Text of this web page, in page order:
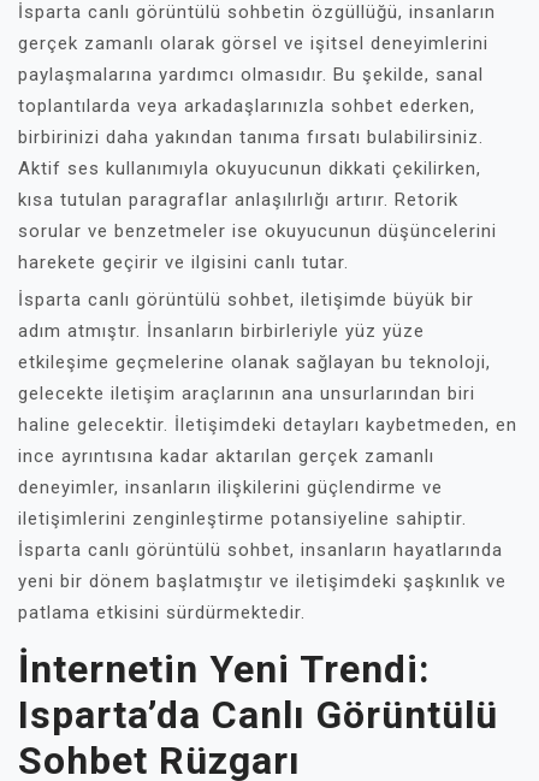
İsparta canlı görüntülü sohbetin özgüllüğü, insanların
gerçek zamanlı olarak görsel ve işitsel deneyimlerini
paylaşmalarına yardımcı olmasıdır. Bu şekilde, sanal
toplantılarda veya arkadaşlarınızla sohbet ederken,
birbirinizi daha yakından tanıma fırsatı bulabilirsiniz.
Aktif ses kullanımıyla okuyucunun dikkati çekilirken,
kısa tutulan paragraflar anlaşılırlığı artırır. Retorik
sorular ve benzetmeler ise okuyucunun düşüncelerini
harekete geçirir ve ilgisini canlı tutar.
İsparta canlı görüntülü sohbet, iletişimde büyük bir
adım atmıştır. İnsanların birbirleriyle yüz yüze
etkileşime geçmelerine olanak sağlayan bu teknoloji,
gelecekte iletişim araçlarının ana unsurlarından biri
haline gelecektir. İletişimdeki detayları kaybetmeden, en
ince ayrıntısına kadar aktarılan gerçek zamanlı
deneyimler, insanların ilişkilerini güçlendirme ve
iletişimlerini zenginleştirme potansiyeline sahiptir.
İsparta canlı görüntülü sohbet, insanların hayatlarında
yeni bir dönem başlatmıştır ve iletişimdeki şaşkınlık ve
patlama etkisini sürdürmektedir.
İnternetin Yeni Trendi:
Isparta’da Canlı Görüntülü
Sohbet Rüzgarı